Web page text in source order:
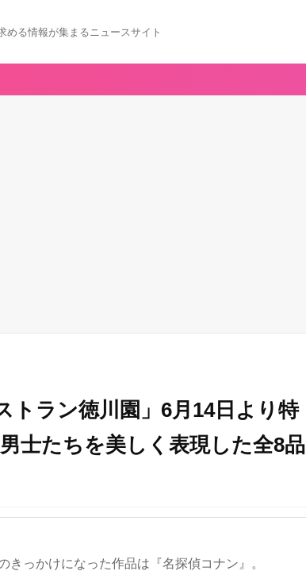
める情報が集まるニュースサイト
トラン徳川園」6月14日より特
士たちを美しく表現した全8品
きっかけになった作品は『名探偵コナン』。